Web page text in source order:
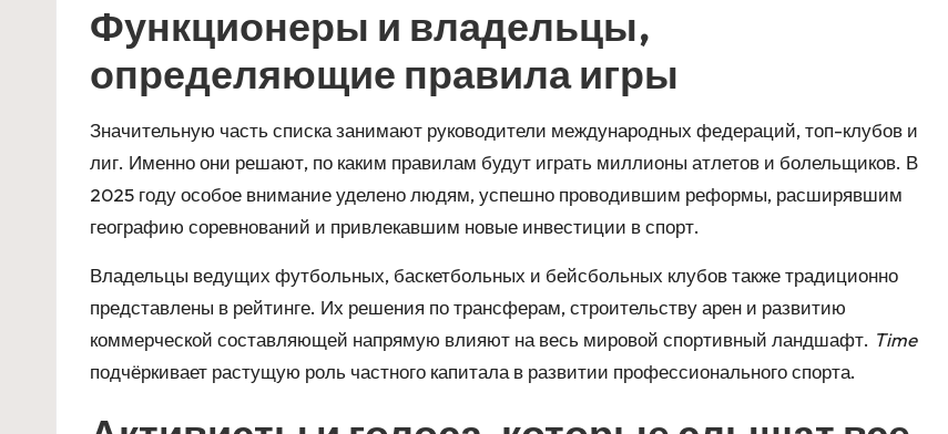
Функционеры и владельцы,
определяющие правила игры
Значительную часть списка занимают руководители международных федераций, топ-клубов и
лиг. Именно они решают, по каким правилам будут играть миллионы атлетов и болельщиков. В
2025 году особое внимание уделено людям, успешно проводившим реформы, расширявшим
географию соревнований и привлекавшим новые инвестиции в спорт.
Владельцы ведущих футбольных, баскетбольных и бейсбольных клубов также традиционно
представлены в рейтинге. Их решения по трансферам, строительству арен и развитию
коммерческой составляющей напрямую влияют на весь мировой спортивный ландшафт. Time
подчёркивает растущую роль частного капитала в развитии профессионального спорта.